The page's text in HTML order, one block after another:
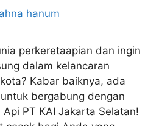
hanum
perkeretaapian dan ingin
dalam kelancaran
Kabar baiknya, ada
bergabung dengan
PT KAI Jakarta Selatan!